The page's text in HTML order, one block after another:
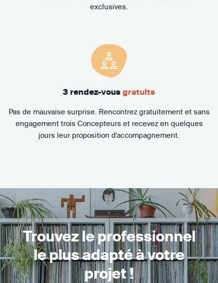
exclusives.
3 rendez-vous gratuits
Pas de mauvaise surprise. Rencontrez gratuitement et sans
engagement trois Concepteurs et recevez en quelques
jours leur proposition d'accompagnement.
Trouvez le professionnel
le plus adapté à votre
projet !